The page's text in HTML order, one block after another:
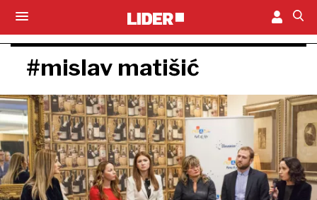
#mislav matišić